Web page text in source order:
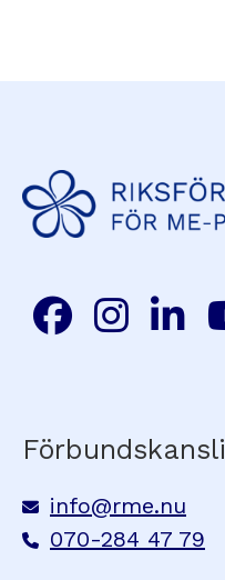
Förbundskansli
info@rme.nu
070-284 47 79